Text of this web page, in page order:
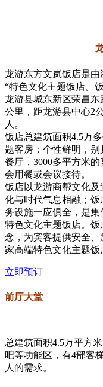
龙游东方文岚饭店是
“特色文化主题饭店。
龙游县城东新区荣昌东
公里，距龙游县中心2
人。
饭店总建筑面积4.5万
题客房；个性鲜明，别
餐厅，3000多平方米
会用餐或会议接待。
饭店以龙游商帮文化
化与时代气息相融；
务设施一应俱全，是
特色文化主题饭店。饭
念，为宾客提供安全
家高端特色文化主题饭
立即预订
前厅大堂
总建筑面积4.5万平方
吧等功能区，有4部客
人的需求。